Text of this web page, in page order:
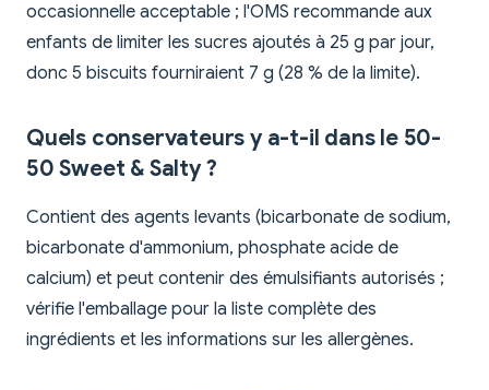
occasionnelle acceptable ; l'OMS recommande aux
enfants de limiter les sucres ajoutés à 25 g par jour,
donc 5 biscuits fourniraient 7 g (28 % de la limite).
Quels conservateurs y a-t-il dans le 50-
50 Sweet & Salty ?
Contient des agents levants (bicarbonate de sodium,
bicarbonate d'ammonium, phosphate acide de
calcium) et peut contenir des émulsifiants autorisés ;
vérifie l'emballage pour la liste complète des
ingrédients et les informations sur les allergènes.